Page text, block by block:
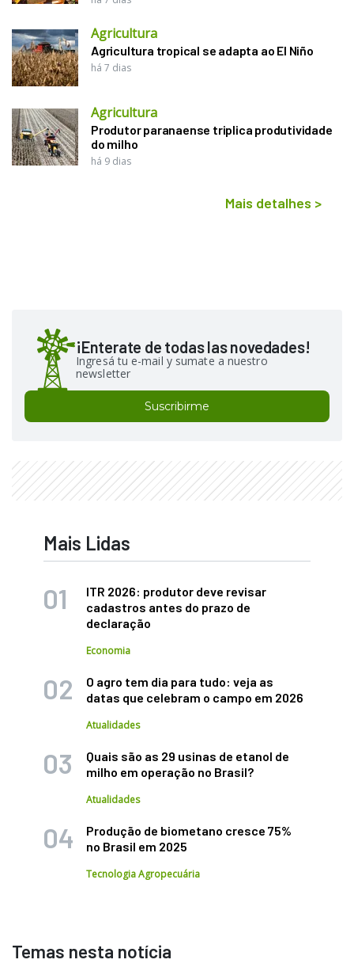
Agricultura
Agricultura tropical se adapta ao El Niño
há 7 dias
Agricultura
Produtor paranaense triplica produtividade
do milho
há 9 dias
Mais detalhes >
¡Enterate de todas las novedades!
Ingresá tu e-mail y sumate a nuestro
newsletter
Suscribirme
Mais Lidas
ITR 2026: produtor deve revisar
cadastros antes do prazo de
declaração
Economia
O agro tem dia para tudo: veja as
datas que celebram o campo em 2026
Atualidades
Quais são as 29 usinas de etanol de
milho em operação no Brasil?
Atualidades
Produção de biometano cresce 75%
no Brasil em 2025
Tecnologia Agropecuária
Temas nesta notícia